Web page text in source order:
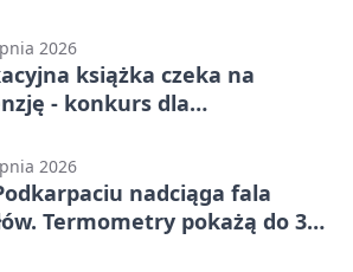
2026
książka czeka na
- konkurs dla
2026
nadciąga fala
Termometry pokażą do 36